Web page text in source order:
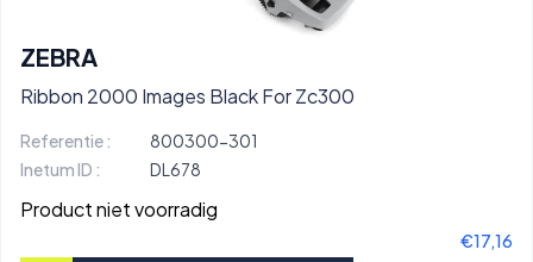
ZEBRA
Ribbon 2000 Images Black For Zc300
Referentie :
800300-301
Inetum ID :
DL678
Product niet voorradig
€17,16